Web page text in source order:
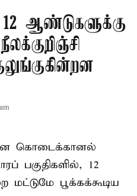
ஆண்டுகளுக்கு
கொடைக்கானல்
பகுதிகளில், 12
பூக்கக்கூடிய